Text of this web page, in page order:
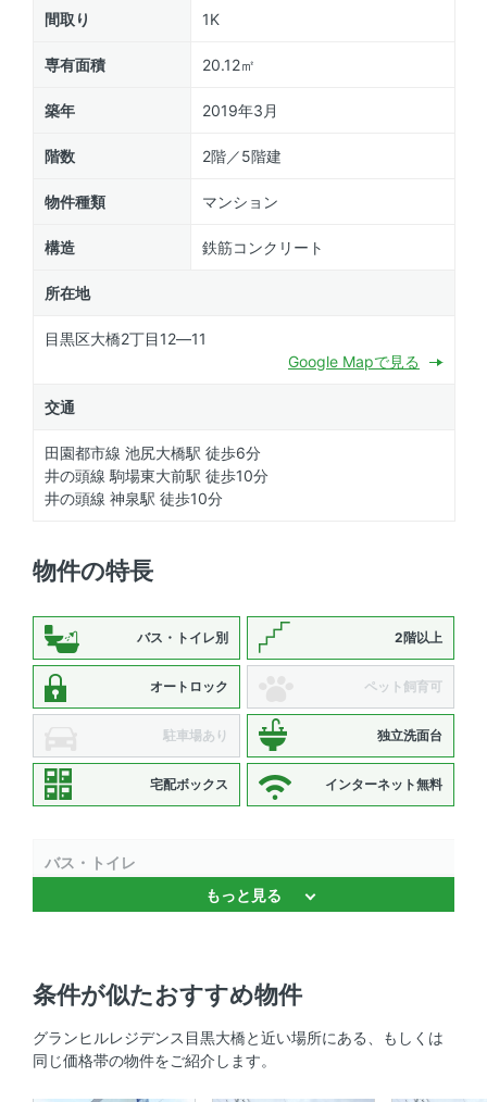
間取り 1K
専有面積 20.12㎡
築年 2019年3月
階数 2階／5階建
物件種類 マンション
構造 鉄筋コンクリート
所在地
目黒区大橋2丁目12―11
Google Mapで見る
交通
田園都市線 池尻大橋駅 徒歩6分
井の頭線 駒場東大前駅 徒歩10分
井の頭線 神泉駅 徒歩10分
物件の特長
バス・トイレ別 2階以上
オートロック ペット飼育可
駐車場あり 独立洗面台
宅配ボックス インターネット無料
バス・トイレ
バストイレ別 、 温水洗浄便座 、 追焚機能 、 独立洗面台
セキュリティ
もっと見る
条件が似たおすすめ物件
グランヒルレジデンス目黒大橋と近い場所にある、もしくは
同じ価格帯の物件をご紹介します。